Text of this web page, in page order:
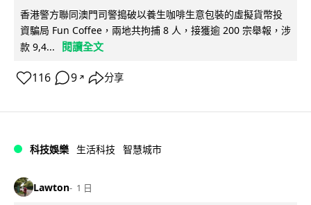
香港警方聯同澳門司警搗破以養生咖啡生意包裝的虛擬貨幣投
資騙局 Fun Coffee，兩地共拘捕 8 人，接獲逾 200 宗舉報，涉
款 9,4...
閱讀全文
116 9 ↗ 分享
科技娛樂 生活科技 智慧城市
Lawton 1 日